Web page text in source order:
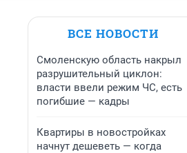
ВСЕ НОВОСТИ
Смоленскую область накрыл
разрушительный циклон:
власти ввели режим ЧС, есть
погибшие — кадры
Квартиры в новостройках
начнут дешеветь — когда